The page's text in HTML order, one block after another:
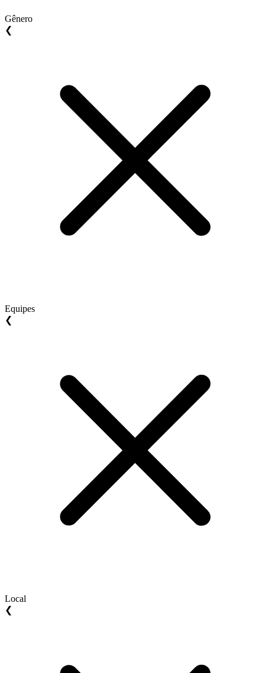
Gênero
❮
Equipes
❮
Local
❮